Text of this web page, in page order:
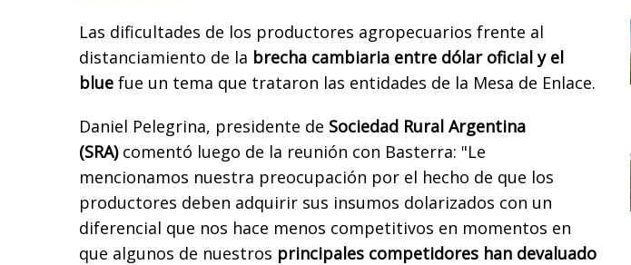
Las dificultades de los productores agropecuarios frente al
distanciamiento de la brecha cambiaria entre dólar oficial y el
blue fue un tema que trataron las entidades de la Mesa de Enlace.
Daniel Pelegrina, presidente de Sociedad Rural Argentina
(SRA)comentó luego de la reunión con Basterra: "Le
mencionamos nuestra preocupación por el hecho de que los
productores deben adquirir sus insumos dolarizados con un
diferencial que nos hace menos competitivos en momentos en
que algunos de nuestros principales competidores han devaluado